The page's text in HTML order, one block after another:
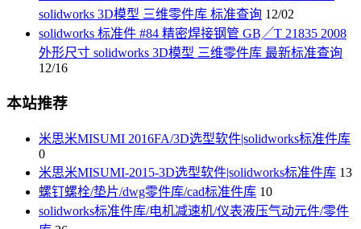
solidworks 3D模型 三维零件库 标准查询 12/02
solidworks 标准件 #84 精密焊接钢管 GB╱T 21835 2008
外形尺寸 solidworks 3D模型 三维零件库 最新标准查询
12/16
本站推荐
米思米MISUMI 2016FA/3D选型软件|solidworks标准件库
0
米思米MISUMI-2015-3D选型软件|solidworks标准件库 13
螺钉螺栓/垫片/dwg零件库/cad标准件库 10
solidworks标准件库/电机减速机/仪表液压气动元件/零件